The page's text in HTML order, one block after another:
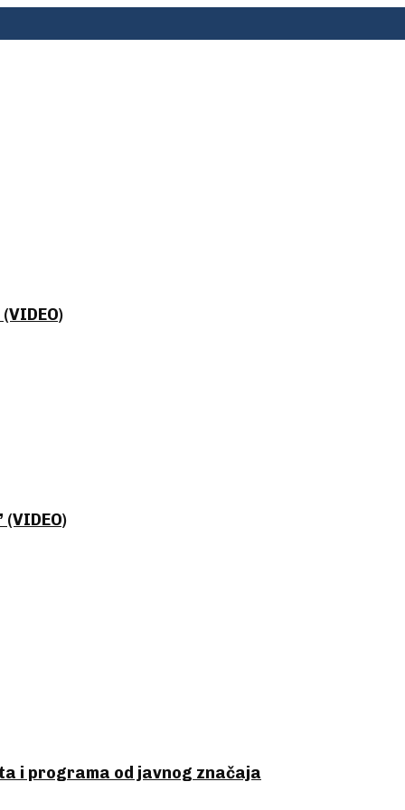
i programa od javnog značaja